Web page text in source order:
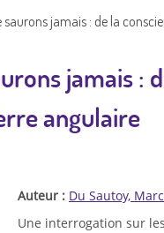
saurons jamais : de la
jamais :
angulaire
Auteur : Du Sautoy,
Une interrogation sur